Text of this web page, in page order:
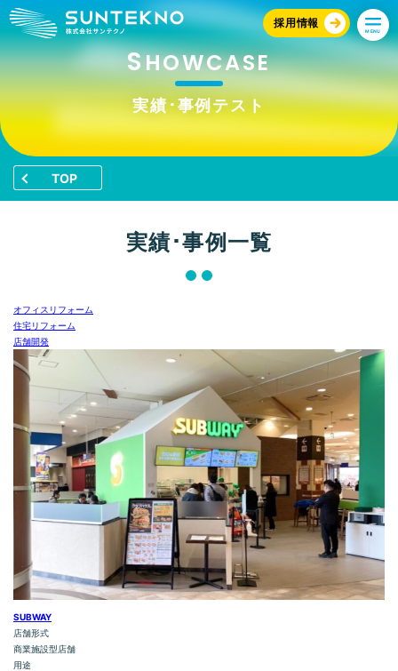
採用情報
MENU
SHOWCASE
実績･事例テスト
TOP
実績･事例一覧
オフィスリフォーム
住宅リフォーム
店舗開発
SUBWAY
店舗形式
商業施設型店舗
用途